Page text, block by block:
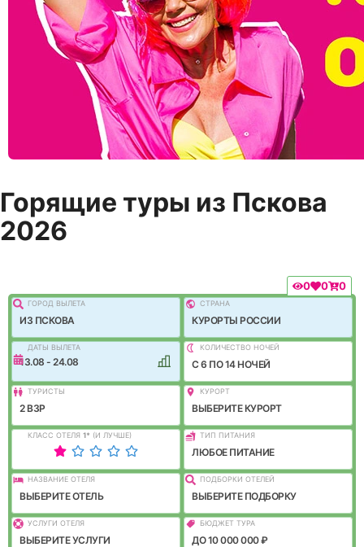
Горящие туры из Пскова
2026
0 0 0
ГОРОД ВЫЛEТА
ИЗ ПСКОВА
СТРАНА
КУРОРТЫ РОССИИ
ДАТЫ ВЫЛЕТА
13.08 - 24.08
КОЛИЧЕСТВО НОЧЕЙ
C 6 ПО 14 НОЧЕЙ
ТУРИСТЫ
2 ВЗР
КУРОРТ
ВЫБЕРИТЕ КУРОРТ
КЛАСС ОТЕЛЯ 1* (И ЛУЧШЕ) ТИП ПИТАНИЯ
ЛЮБОЕ ПИТАНИЕ
НАЗВАНИЕ ОТЕЛЯ
ВЫБЕРИТЕ ОТЕЛЬ
ПОДБОРКИ ОТЕЛЕЙ
ВЫБЕРИТЕ ПОДБОРКУ
УСЛУГИ ОТЕЛЯ
ВЫБЕРИТЕ УСЛУГИ
БЮДЖЕТ ТУРА
ДО 10 000 000 ₽